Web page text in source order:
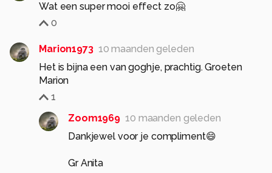
Wat een super mooi effect zo🤗
0
Marion1973 10 maanden geleden
Het is bijna een van goghje, prachtig. Groeten
Marion
1
Zoom1969 10 maanden geleden
Dankjewel voor je compliment😄
Gr Anita